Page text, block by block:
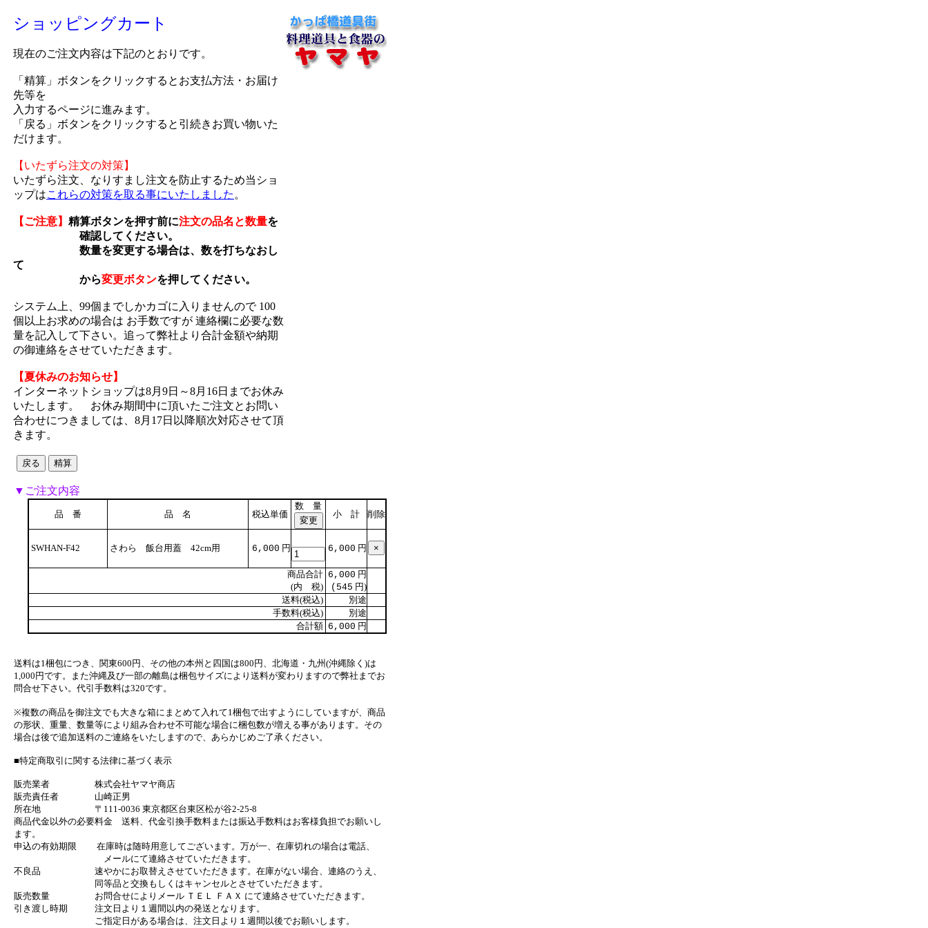
ショッピングカート
現在のご注文内容は下記のとおりです。
「精算」ボタンをクリックするとお支払方法・お届け
先等を
入力するページに進みます。
「戻る」ボタンをクリックすると引続きお買い物いた
だけます。
【いたずら注文の対策】
いたずら注文、なりすまし注文を防止するため当ショ
ップはこれらの対策を取る事にいたしました 。
【ご注意】 精算ボタンを押す前に注文の品名と数量を
確認してください。
数量を変更する場合は、数を打ちなおし
て
から変更ボタンを押してください。
システム上、99個までしかカゴに入りませんので 100
個以上お求めの場合は お手数ですが 連絡欄に必要な数
量を記入して下さい。追って弊社より合計金額や納期
の御連絡をさせていただきます。
【夏休みのお知らせ】
インターネットショップは8月9日～8月16日までお休み
いたします。 お休み期間中に頂いたご注文とお問い
合わせにつきましては、8月17日以降順次対応させて頂
きます。
▼ご注文内容
品 番 品 名 税込単価
数 量
小 計
削除
SWHAN-F42 さわら 飯台用蓋 42cm用 6,000 円 6,000 円
商品合計
(内 税)
6,000 円
(545 円)
送料(税込)
別途
手数料(税込)
別途
合計額 6,000 円
送料は1梱包につき、関東600円、その他の本州と四国は800円、北海道・九州(沖縄除く)は
1,000円です。また沖縄及び一部の離島は梱包サイズにより送料が変わりますので弊社までお
問合せ下さい。代引手数料は320です。
※複数の商品を御注文でも大きな箱にまとめて入れて1梱包で出すようにしていますが、商品
の形状、重量、数量等により組み合わせ不可能な場合に梱包数が増える事があります。その
場合は後で追加送料のご連絡をいたしますので、あらかじめご了承ください。
■特定商取引に関する法律に基づく表示
販売業者 株式会社ヤマヤ商店
販売責任者 山崎正男
所在地 〒111-0036 東京都区台東区松が谷2-25-8
商品代金以外の必要料金 送料、代金引換手数料または振込手数料はお客様負担でお願いし
ます。
申込の有効期限 在庫時は随時用意してございます。万が一、在庫切れの場合は電話、
メールにて連絡させていただきます。
不良品 速やかにお取替えさせていただきます。在庫がない場合、連絡のうえ、
同等品と交換もしくはキャンセルとさせていただきます。
販売数量 お問合せによりメール ＴＥＬ ＦＡＸ にて連絡させていただきます。
引き渡し時期 注文日より１週間以内の発送となります。
ご指定日がある場合は、注文日より１週間以後でお願いします。